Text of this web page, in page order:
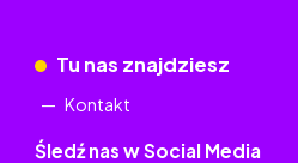
Tu nas znajdziesz
Kontakt
Śledź nas w Social Media